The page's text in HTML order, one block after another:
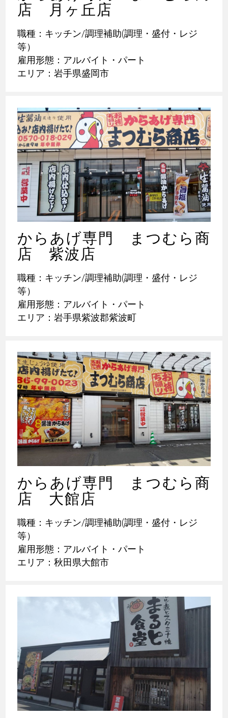
店 月ヶ丘店
職種：キッチン/調理補助(調理・盛付・レジ
等）
雇用形態：アルバイト・パート
エリア：岩手県盛岡市
からあげ専門 まつむら商
店 紫波店
職種：キッチン/調理補助(調理・盛付・レジ
等）
雇用形態：アルバイト・パート
エリア：岩手県紫波郡紫波町
からあげ専門 まつむら商
店 大館店
職種：キッチン/調理補助(調理・盛付・レジ
等）
雇用形態：アルバイト・パート
エリア：秋田県大館市